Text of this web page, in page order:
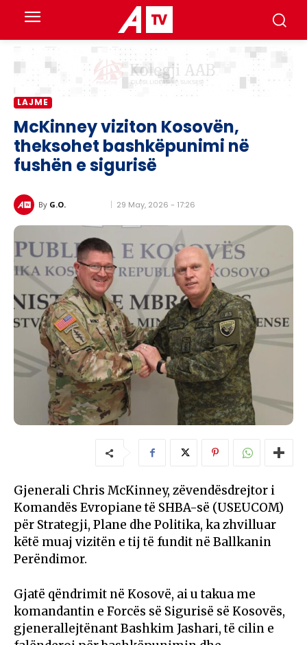
LAJME
McKinney viziton Kosovën,
theksohet bashkëpunimi në
fushën e sigurisë
By G.O. 29 May, 2026 - 17:26
Gjenerali Chris McKinney, zëvendësdrejtor i
Komandës Evropiane të SHBA-së (USEUCOM)
për Strategji, Plane dhe Politika, ka zhvilluar
këtë muaj vizitën e tij të fundit në Ballkanin
Perëndimor.
Gjatë qëndrimit në Kosovë, ai u takua me
komandantin e Forcës së Sigurisë së Kosovës,
gjenerallejtënant Bashkim Jashari, të cilin e